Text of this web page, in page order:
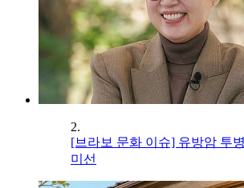
2.
[브라보 문화 이슈] 유방암 투
미선